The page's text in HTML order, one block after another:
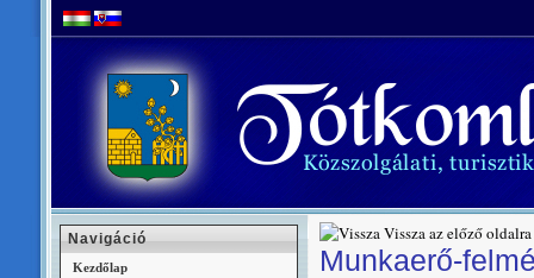
Vissza az előző oldalra
Munkaerő-
Navigáció
Kezdőlap